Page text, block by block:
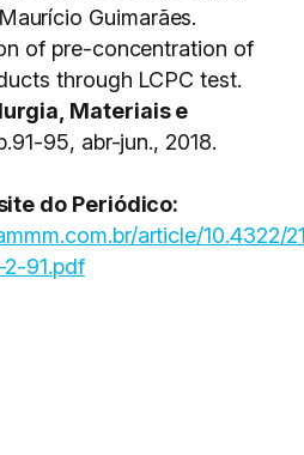
Guimarães.
of pre-concentration of
through LCPC test.
Materiais e
95, abr-jun., 2018.
do Periódico:
article/10.4322/
2-91.pdf